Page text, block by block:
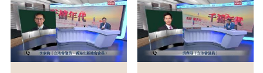
主题：本港去年录得1354宗虐儿个案 近5
年首次回落
访问：救助儿童会香港项目总监 黄硕红